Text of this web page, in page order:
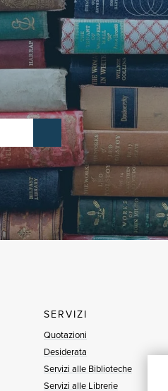
SERVIZI
Quotazioni
Desiderata
Servizi alle Biblioteche
Servizi alle Librerie